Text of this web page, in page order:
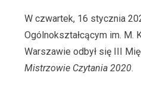
W czwartek, 16 stycznia
Ogólnokształcącym im. M.
Warszawie odbył się III
Mistrzowie Czytania 2020.